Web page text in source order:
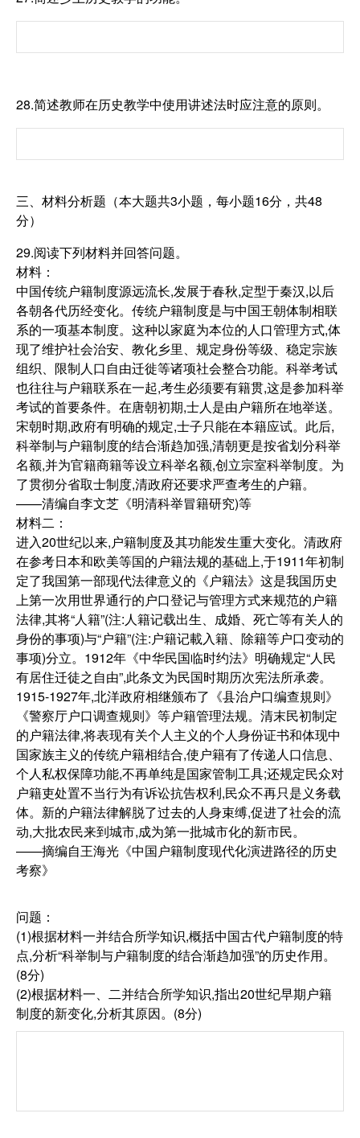
28.简述教师在历史教学中使用讲述法时应注意的原则。
三、材料分析题（本大题共3小题，每小题16分，共48
分）
29.阅读下列材料并回答问题。
材料：
中国传统户籍制度源远流长,发展于春秋,定型于秦汉,以后
各朝各代历经变化。传统户籍制度是与中国王朝体制相联
系的一项基本制度。这种以家庭为本位的人口管理方式,体
现了维护社会治安、教化乡里、规定身份等级、稳定宗族
组织、限制人口自由迁徙等诸项社会整合功能。科举考试
也往往与户籍联系在一起,考生必须要有籍贯,这是参加科举
考试的首要条件。在唐朝初期,士人是由户籍所在地举送。
宋朝时期,政府有明确的规定,士子只能在本籍应试。此后,
科举制与户籍制度的结合渐趋加强,清朝更是按省划分科举
名额,并为官籍商籍等设立科举名额,创立宗室科举制度。为
了贯彻分省取士制度,清政府还要求严查考生的户籍。
——清编自李文芝《明清科举冒籍研究)等
材料二：
进入20世纪以来,户籍制度及其功能发生重大变化。清政府
在参考日本和欧美等国的户籍法规的基础上,于1911年初制
定了我国第一部现代法律意义的《户籍法》这是我国历史
上第一次用世界通行的户口登记与管理方式来规范的户籍
法律,其将“人籍”(注:人籍记载出生、成婚、死亡等有关人的
身份的事项)与“户籍”(注:户籍记載入籍、除籍等户口变动的
事项)分立。1912年《中华民国临时约法》明确规定“人民
有居住迁徒之自由”,此条文为民国时期历次宪法所承袭。
1915-1927年,北洋政府相继颁布了《县治户口编查規则》
《警察厅户口调查规则》等户籍管理法规。清末民初制定
的户籍法律,将表现有关个人主义的个人身份证书和体现中
国家族主义的传统户籍相结合,使户籍有了传递人口信息、
个人私权保障功能,不再单纯是国家管制工具;还规定民众对
户籍吏处置不当行为有诉讼抗告权利,民众不再只是义务载
体。新的户籍法律解脱了过去的人身束缚,促进了社会的流
动,大批农民来到城市,成为第一批城市化的新市民。
——摘编自王海光《中国户籍制度现代化演进路径的历史
考察》
问题：
(1)根据材料一并结合所学知识,概括中国古代户籍制度的特
点,分析“科举制与户籍制度的结合渐趋加强”的历史作用。
(8分)
(2)根据材料一、二并结合所学知识,指出20世纪早期户籍
制度的新变化,分析其原因。(8分)